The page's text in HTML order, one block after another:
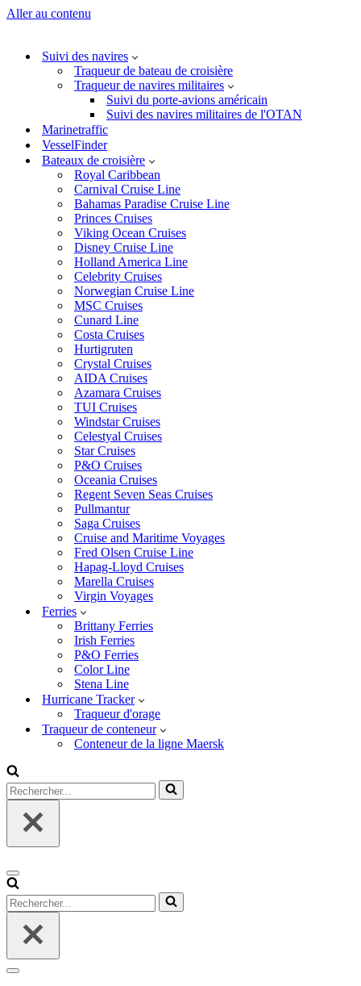
Aller au contenu
Suivi des navires
Traqueur de bateau de croisière
Traqueur de navires militaires
Suivi du porte-avions américain
Suivi des navires militaires de l'OTAN
Marinetraffic
VesselFinder
Bateaux de croisière
Royal Caribbean
Carnival Cruise Line
Bahamas Paradise Cruise Line
Princes Cruises
Viking Ocean Cruises
Disney Cruise Line
Holland America Line
Celebrity Cruises
Norwegian Cruise Line
MSC Cruises
Cunard Line
Costa Cruises
Hurtigruten
Crystal Cruises
AIDA Cruises
Azamara Cruises
TUI Cruises
Windstar Cruises
Celestyal Cruises
Star Cruises
P&O Cruises
Oceania Cruises
Regent Seven Seas Cruises
Pullmantur
Saga Cruises
Cruise and Maritime Voyages
Fred Olsen Cruise Line
Hapag-Lloyd Cruises
Marella Cruises
Virgin Voyages
Ferries
Brittany Ferries
Irish Ferries
P&O Ferries
Color Line
Stena Line
Hurricane Tracker
Traqueur d'orage
Traqueur de conteneur
Conteneur de la ligne Maersk
Rechercher...
Menu
de
navigation
Rechercher...
Menu